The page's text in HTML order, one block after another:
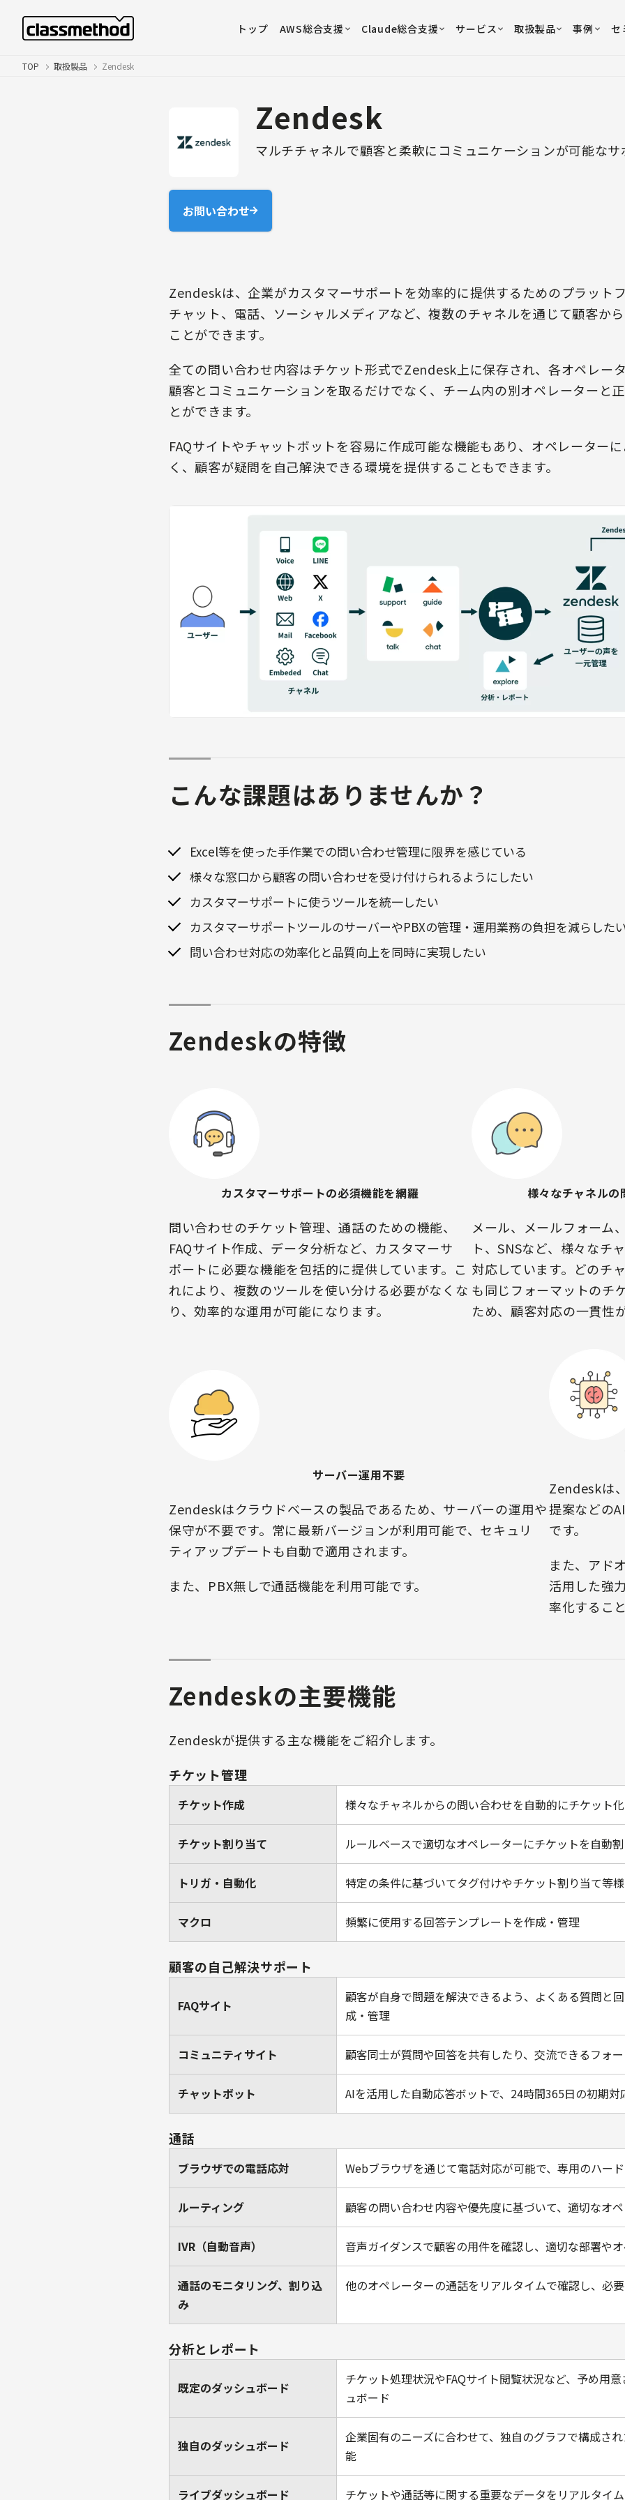
トップ AWS総合支援 Claude総合支援 サービス 取扱製品 事例 セ
TOP 取扱製品 Zendesk
Zendesk
マルチチャネルで顧客と柔軟にコミュニケーションが可能な
お問い合わせ
Zendeskは、企業がカスタマーサポートを効率的に提供するためのプラット
チャット、電話、ソーシャルメディアなど、複数のチャネルを通じて顧客か
ことができます。
全ての問い合わせ内容はチケット形式でZendesk上に保存され、各オペレー
顧客とコミュニケーションを取るだけでなく、チーム内の別オペレーターと
とができます。
FAQサイトやチャットボットを容易に作成可能な機能もあり、オペレーター
く、顧客が疑問を自己解決できる環境を提供することもできます。
こんな課題はありませんか？
Excel等を使った手作業での問い合わせ管理に限界を感じている
様々な窓口から顧客の問い合わせを受け付けられるようにしたい
カスタマーサポートに使うツールを統一したい
カスタマーサポートツールのサーバーやPBXの管理・運用業務の負担を減らした
問い合わせ対応の効率化と品質向上を同時に実現したい
Zendeskの特徴
カスタマーサポートの必須機能を網羅
問い合わせのチケット管理、通話のための機能、
FAQサイト作成、データ分析など、カスタマーサ
ポートに必要な機能を包括的に提供しています。こ
れにより、複数のツールを使い分ける必要がなくな
り、効率的な運用が可能になります。
様々なチャネル
メール、メールフォーム
ト、SNSなど、様々なチ
対応しています。どのチ
も同じフォーマットのチ
ため、顧客対応の一貫性
サーバー運用不要
Zendeskはクラウドベースの製品であるため、サーバーの運用や
保守が不要です。常に最新バージョンが利用可能で、セキュリ
ティアップデートも自動で適用されます。
また、PBX無しで通話機能を利用可能です。
Zendeskは
提案などの
です。
また、アド
活用した強
率化するこ
Zendeskの主要機能
Zendeskが提供する主な機能をご紹介します。
チケット管理
チケット作成 様々なチャネルからの問い合わせを自動的にチケット化
チケット割り当て ルールベースで適切なオペレーターにチケットを自動
トリガ・自動化 特定の条件に基づいてタグ付けやチケット割り当て等
マクロ 頻繁に使用する回答テンプレートを作成・管理
顧客の自己解決サポート
FAQサイト
顧客が自身で問題を解決できるよう、よくある質問と
成・管理
コミュニティサイト 顧客同士が質問や回答を共有したり、交流できるフォ
チャットボット AIを活用した自動応答ボットで、24時間365日の初期対
通話
ブラウザでの電話応対 Webブラウザを通じて電話対応が可能で、専用のハー
ルーティング 顧客の問い合わせ内容や優先度に基づいて、適切なオ
IVR（自動音声） 音声ガイダンスで顧客の用件を確認し、適切な部署や
通話のモニタリング、割り込
み
他のオペレーターの通話をリアルタイムで確認し、必
分析とレポート
既定のダッシュボード
チケット処理状況やFAQサイト閲覧状況など、予め用
ュボード
独自のダッシュボード
企業固有のニーズに合わせて、独自のグラフで構成さ
能
ライブダッシュボード チケットや通話等に関する重要なデータをリアルタイ